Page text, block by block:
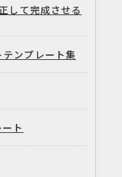
して完成させる
ンプレート集
ト